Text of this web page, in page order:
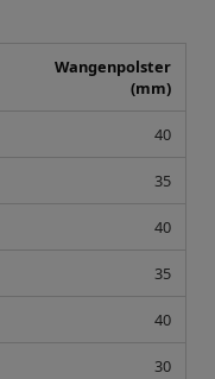
Wangenpolster
(mm)
40
35
40
35
40
30